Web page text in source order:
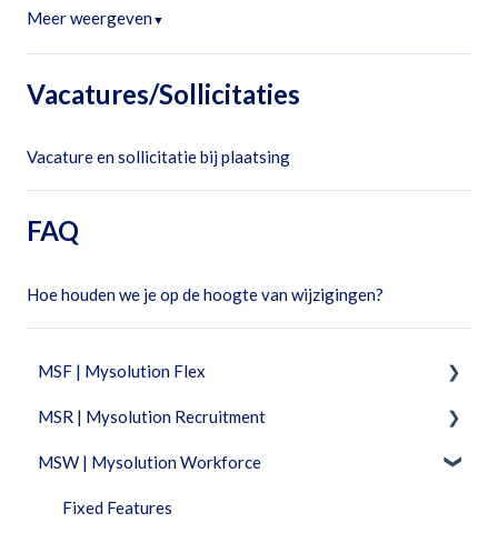
Meer weergeven▼
Vacatures/Sollicitaties
Vacature en sollicitatie bij plaatsing
FAQ
Hoe houden we je op de hoogte van wijzigingen?
MSF | Mysolution Flex
Feature Packages
Beheer
Combi
MSR | Mysolution Recruitment
Fixed Features
Feature Packages
MSW | Mysolution Workforce
Fixed Features